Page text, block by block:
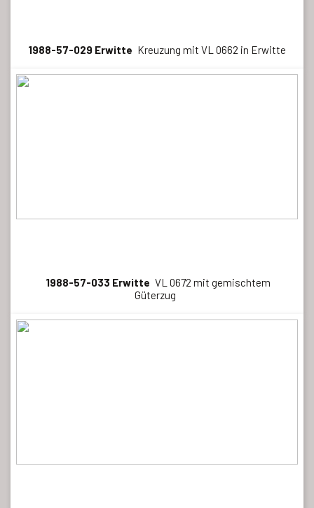
1988-57-029 Erwitte Kreuzung mit VL 0662 in Erwitte
1988-57-033 Erwitte VL 0672 mit gemischtem
Güterzug